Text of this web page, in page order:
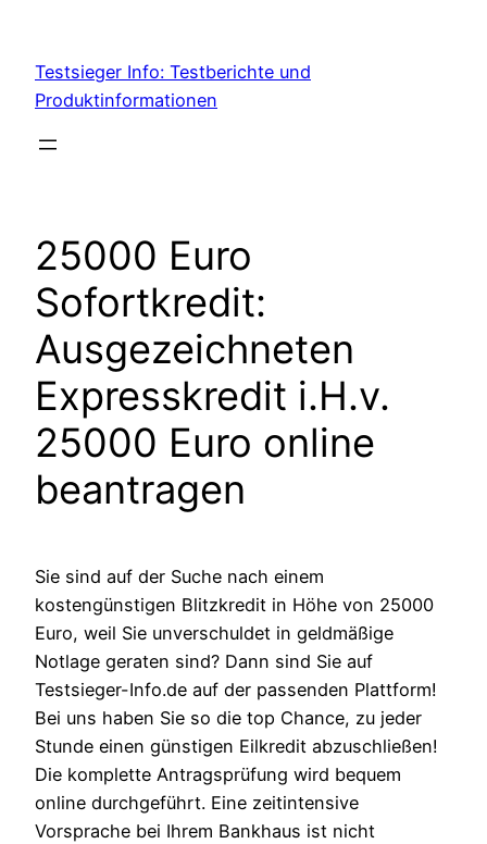
content
Testsieger Info: Testberichte und
Produktinformationen
25000 Euro
Sofortkredit:
Ausgezeichneten
Expresskredit i.H.v.
25000 Euro online
beantragen
Sie sind auf der Suche nach einem
kostengünstigen Blitzkredit in Höhe von 25000
Euro, weil Sie unverschuldet in geldmäßige
Notlage geraten sind? Dann sind Sie auf
Testsieger-Info.de auf der passenden Plattform!
Bei uns haben Sie so die top Chance, zu jeder
Stunde einen günstigen Eilkredit abzuschließen!
Die komplette Antragsprüfung wird bequem
online durchgeführt. Eine zeitintensive
Vorsprache bei Ihrem Bankhaus ist nicht